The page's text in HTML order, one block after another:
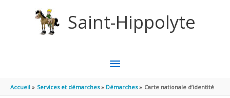
Saint-Hippolyte
MENU
PRINCIPAL
Accueil Services et démarches Démarches Carte nationale d’identité